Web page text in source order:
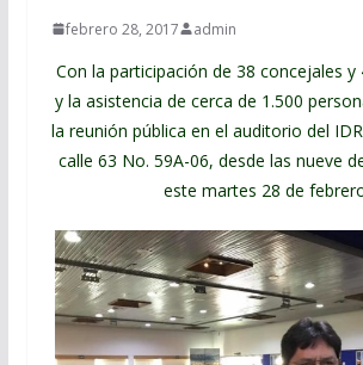
febrero 28, 2017 admin
Con la participación de 38 concejales y
y la asistencia de cerca de 1.500
la reunión pública en el auditorio del
calle 63 No. 59A-06, desde las nueve
este martes 28 de